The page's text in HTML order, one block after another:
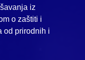
iz
o zaštiti i
od prirodnih i